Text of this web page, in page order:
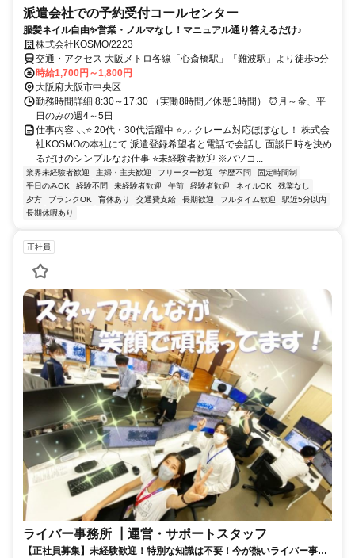
派遣会社での予約受付コールセンター
服髪ネイル自由✨営業・ノルマなし！マニュアル通り答えるだけ♪
株式会社KOSMO/2223
交通・アクセス 大阪メトロ各線「心斎橋駅」「難波駅」より徒歩5分
時給1,700円～1,800円
大阪府大阪市中央区
勤務時間詳細 8:30～17:30 （実働8時間／休憩1時間） ⏰月～金、平
日のみの週4～5日
仕事内容 ⸜⸜⭐ 20代・30代活躍中 ⭐⸝⸝ クレーム対応ほぼなし！ 株式会
社KOSMOの本社にて 派遣登録希望者と電話で会話し 面談日時を決め
るだけのシンプルなお仕事 ⭐未経験者歓迎 ※パソコ...
業界未経験者歓迎 主婦・主夫歓迎 フリーター歓迎 学歴不問
固定時間制
平日のみOK
経験不問 未経験者歓迎 午前 経験者歓迎 ネイルOK
残業なし
夕方
ブランクOK 育休あり 交通費支給 長期歓迎 フルタイム歓迎
駅近5分以内
長期休暇あり
正社員
ライバー事務所 ┃運営・サポートスタッフ
【正社員募集】未経験歓迎！特別な知識は不要！今が熱いライバー事務